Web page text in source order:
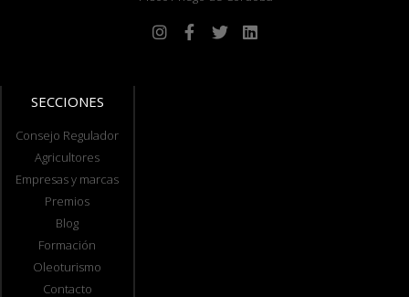
SECCIONES
Consejo Regulador
Agricultores
Empresas y marcas
Premios
Blog
Formación
Oleoturismo
Contacto